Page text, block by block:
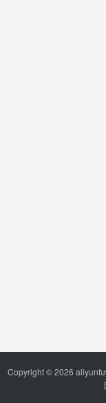
Copyright © 2026